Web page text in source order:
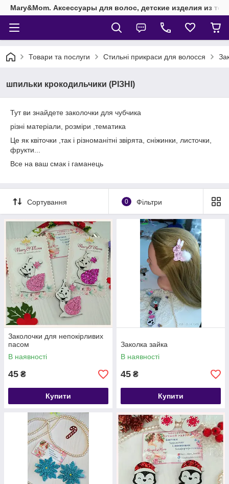
Mary&Mom. Аксессуары для волос, детские изделия из
Товари та послуги Стильні прикраси для волосся
шпильки крокодильчики (РІЗНІ)
Тут ви знайдете заколочки для чубчика
різні матеріали, розміри ,тематика
Це як квіточки ,так і різноманітні звірята, сніжинки, листочки,
фрукти...
Все на ваш смак і гаманець
Сортування 0 Фільтри
Заколочки для непокірливих
пасом
В наявності
45 ₴
Купити
Заколка зайка
В наявності
45 ₴
Купити